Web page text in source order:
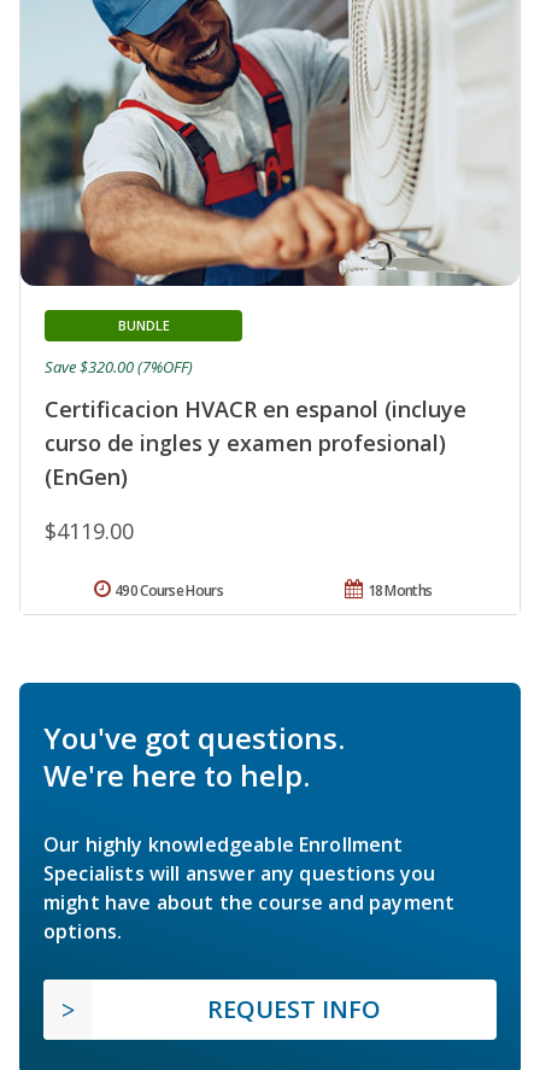
Certificacion HVACR en espanol (incluye
curso de ingles y examen profesional)
(EnGen)
BUNDLE
$4119.00
Save $320.00 (7%OFF)
18 Months
490 Course Hours
You've got questions.
We're here to help.
Our highly knowledgeable Enrollment
Specialists will answer any questions you
might have about the course and payment
options.
REQUEST INFO